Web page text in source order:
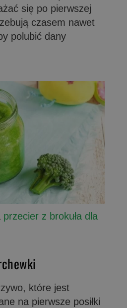
się po pierwszej
czasem nawet
polubić dany
przecier z brokuła dla
które jest
na pierwsze posiłki